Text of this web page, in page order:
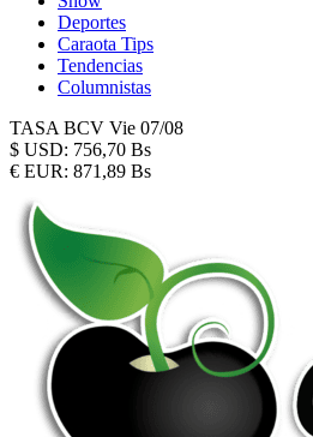
Deportes
Caraota Tips
Tendencias
Columnistas
TASA BCV Vie 07/08
$ USD: 756,70 Bs
€ EUR: 871,89 Bs